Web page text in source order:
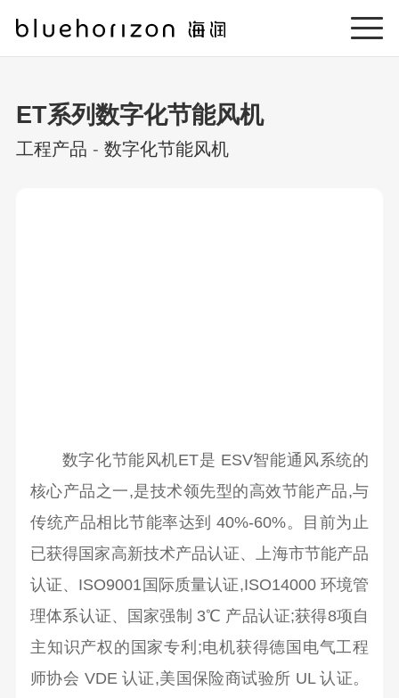
ET系列数字化节能风机
工程产品 - 数字化节能风机
数字化节能风机ET是 ESV智能通风系统的
核心产品之一,是技术领先型的高效节能产品,与
传统产品相比节能率达到 40%-60%。目前为止
已获得国家高新技术产品认证、上海市节能产品
认证、ISO9001国际质量认证,ISO14000 环境管
理体系认证、国家强制 3℃ 产品认证;获得8项自
主知识产权的国家专利;电机获得德国电气工程
师协会 VDE 认证,美国保险商试验所 UL 认证。